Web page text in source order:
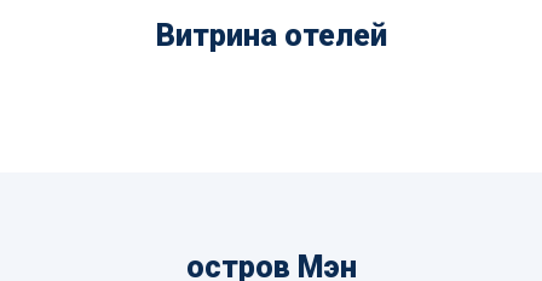
Витрина отелей
остров Мэн